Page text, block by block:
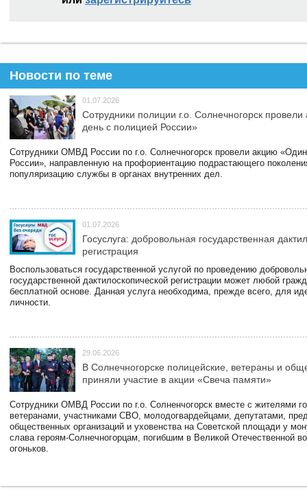
Новости по теме
01.07.2026
Сотрудники полиции г.о. Солнечногорск
день с полицией России»
Сотрудники ОМВД России по г.о. Солнечногорск провели акцию
России», направленную на профориентацию подрастающего
популяризацию службы в органах внутренних дел.
01.07.2026
Госуслуга: добровольная государственная
регистрация
Воспользоваться государственной услугой по проведению
государственной дактилоскопической регистрации может любой
бесплатной основе. Данная услуга необходима, прежде всего, для
личности.
29.06.2026
В Солнечногорске полицейские, ветераны и
приняли участие в акции «Свеча памяти»
Сотрудники ОМВД России по г.о. Солненчогорск вместе с жителями
ветеранами, участниками СВО, молодогвардейцами, депутатами,
общественных организаций и уховенства на Советской площади у
слава героям-Солнечногорцам, погибшим в Великой Отечественной
огоньков.